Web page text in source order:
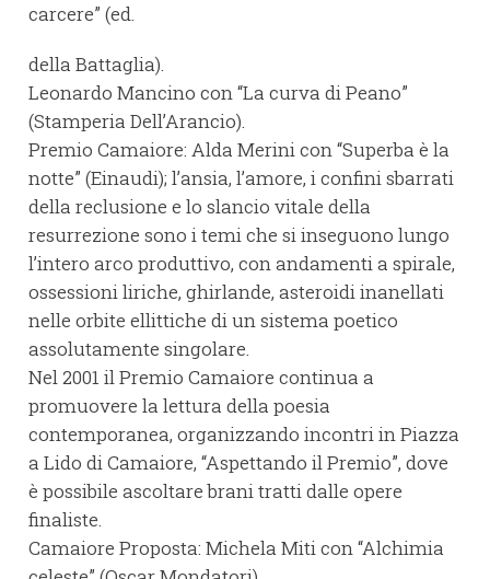
carcere” (ed.
della Battaglia).
Leonardo Mancino con “La curva di Peano”
(Stamperia Dell’Arancio).
Premio Camaiore: Alda Merini con “Superba è la
notte” (Einaudi); l’ansia, l’amore, i confini sbarrati
della reclusione e lo slancio vitale della
resurrezione sono i temi che si inseguono lungo
l’intero arco produttivo, con andamenti a spirale,
ossessioni liriche, ghirlande, asteroidi inanellati
nelle orbite ellittiche di un sistema poetico
assolutamente singolare.
Nel 2001 il Premio Camaiore continua a
promuovere la lettura della poesia
contemporanea, organizzando incontri in Piazza
a Lido di Camaiore, “Aspettando il Premio”, dove
è possibile ascoltare brani tratti dalle opere
finaliste.
Camaiore Proposta: Michela Miti con “Alchimia